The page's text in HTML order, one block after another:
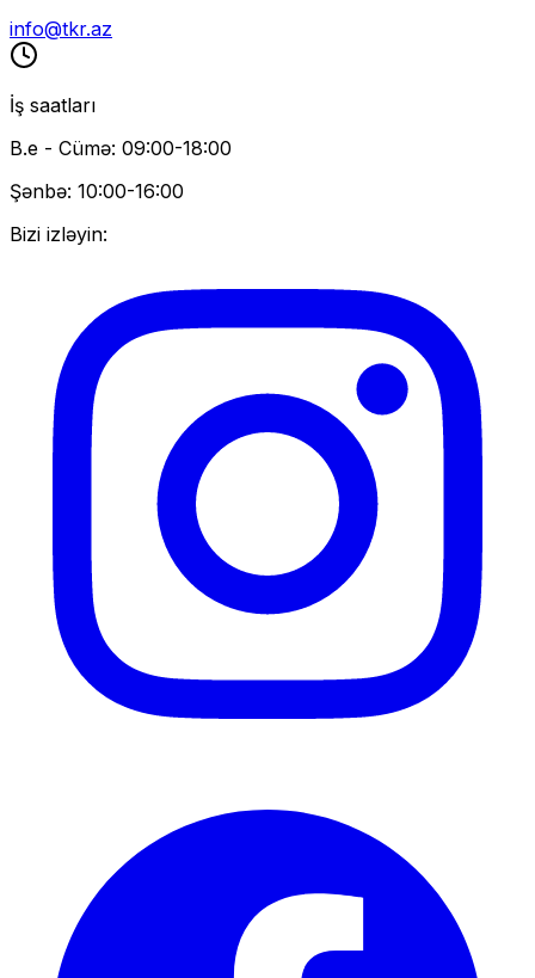
info@tkr.az
İş saatları
B.e - Cümə: 09:00-18:00
Şənbə: 10:00-16:00
Bizi izləyin: